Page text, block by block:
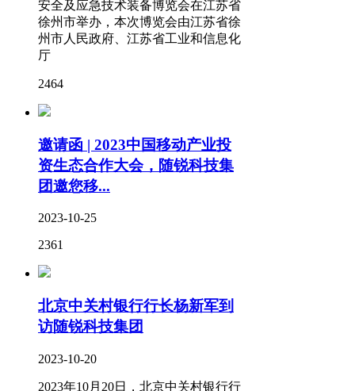
安全及应急技术装备博览会在江苏省
徐州市举办，本次博览会由江苏省徐
州市人民政府、江苏省工业和信息化
厅
2464
邀请函 | 2023中国移动产业投
资生态合作大会，随锐科技集
团邀您移...
2023-10-25
2361
北京中关村银行行长杨新军到
访随锐科技集团
2023-10-20
2023年10月20日，北京中关村银行行